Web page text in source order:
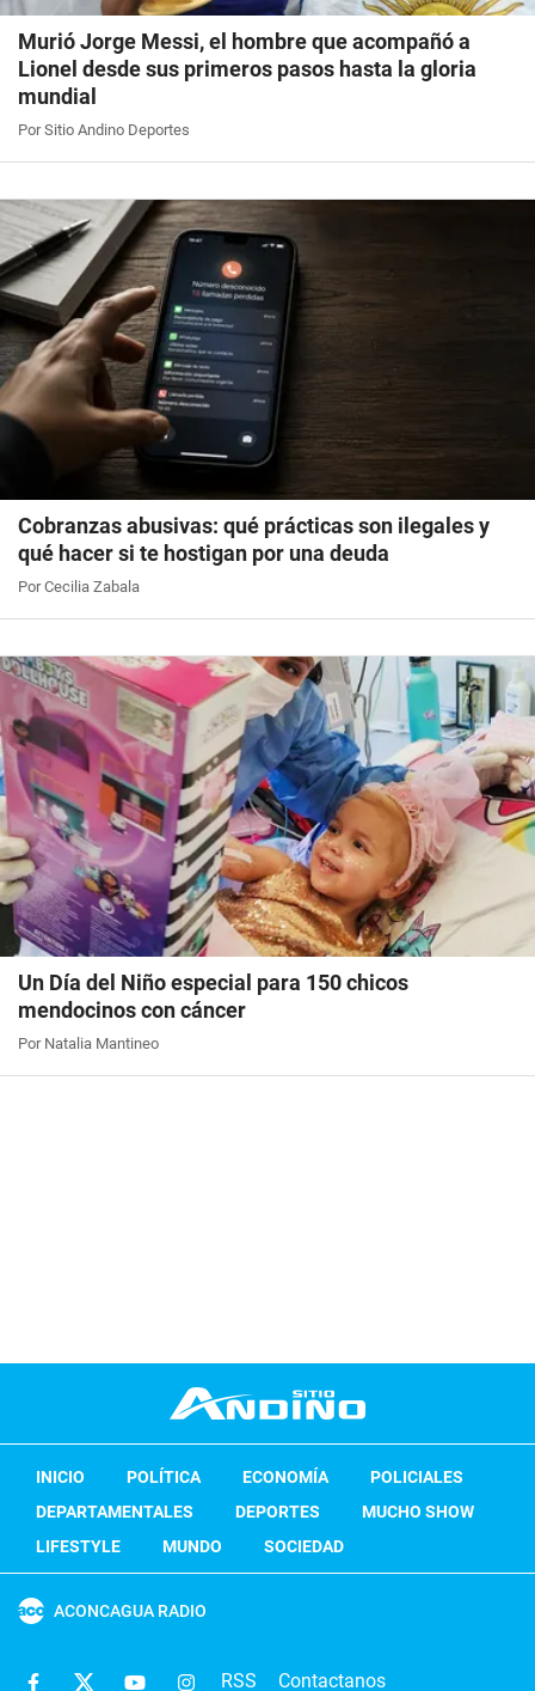
Murió Jorge Messi, el hombre que acompañó a
Lionel desde sus primeros pasos hasta la gloria
mundial
Por Sitio Andino Deportes
Cobranzas abusivas: qué prácticas son ilegales y
qué hacer si te hostigan por una deuda
Por Cecilia Zabala
Un Día del Niño especial para 150 chicos
mendocinos con cáncer
Por Natalia Mantineo
INICIO POLÍTICA ECONOMÍA
POLICIALES
DEPARTAMENTALES
DEPORTES
MUCHO SHOW
LIFESTYLE
MUNDO SOCIEDAD
ACONCAGUA RADIO
RSS Contactanos